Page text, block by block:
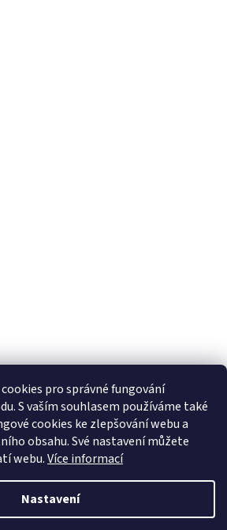
pro správné fungování
S vaším souhlasem používáme také
cookies ke zlepšování webu a
obsahu. Své nastavení můžete
webu.Více informací
Nastavení